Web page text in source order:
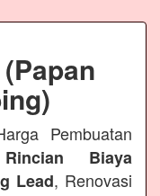
Pembuatan
Rincian Biaya
Lead, Renovasi